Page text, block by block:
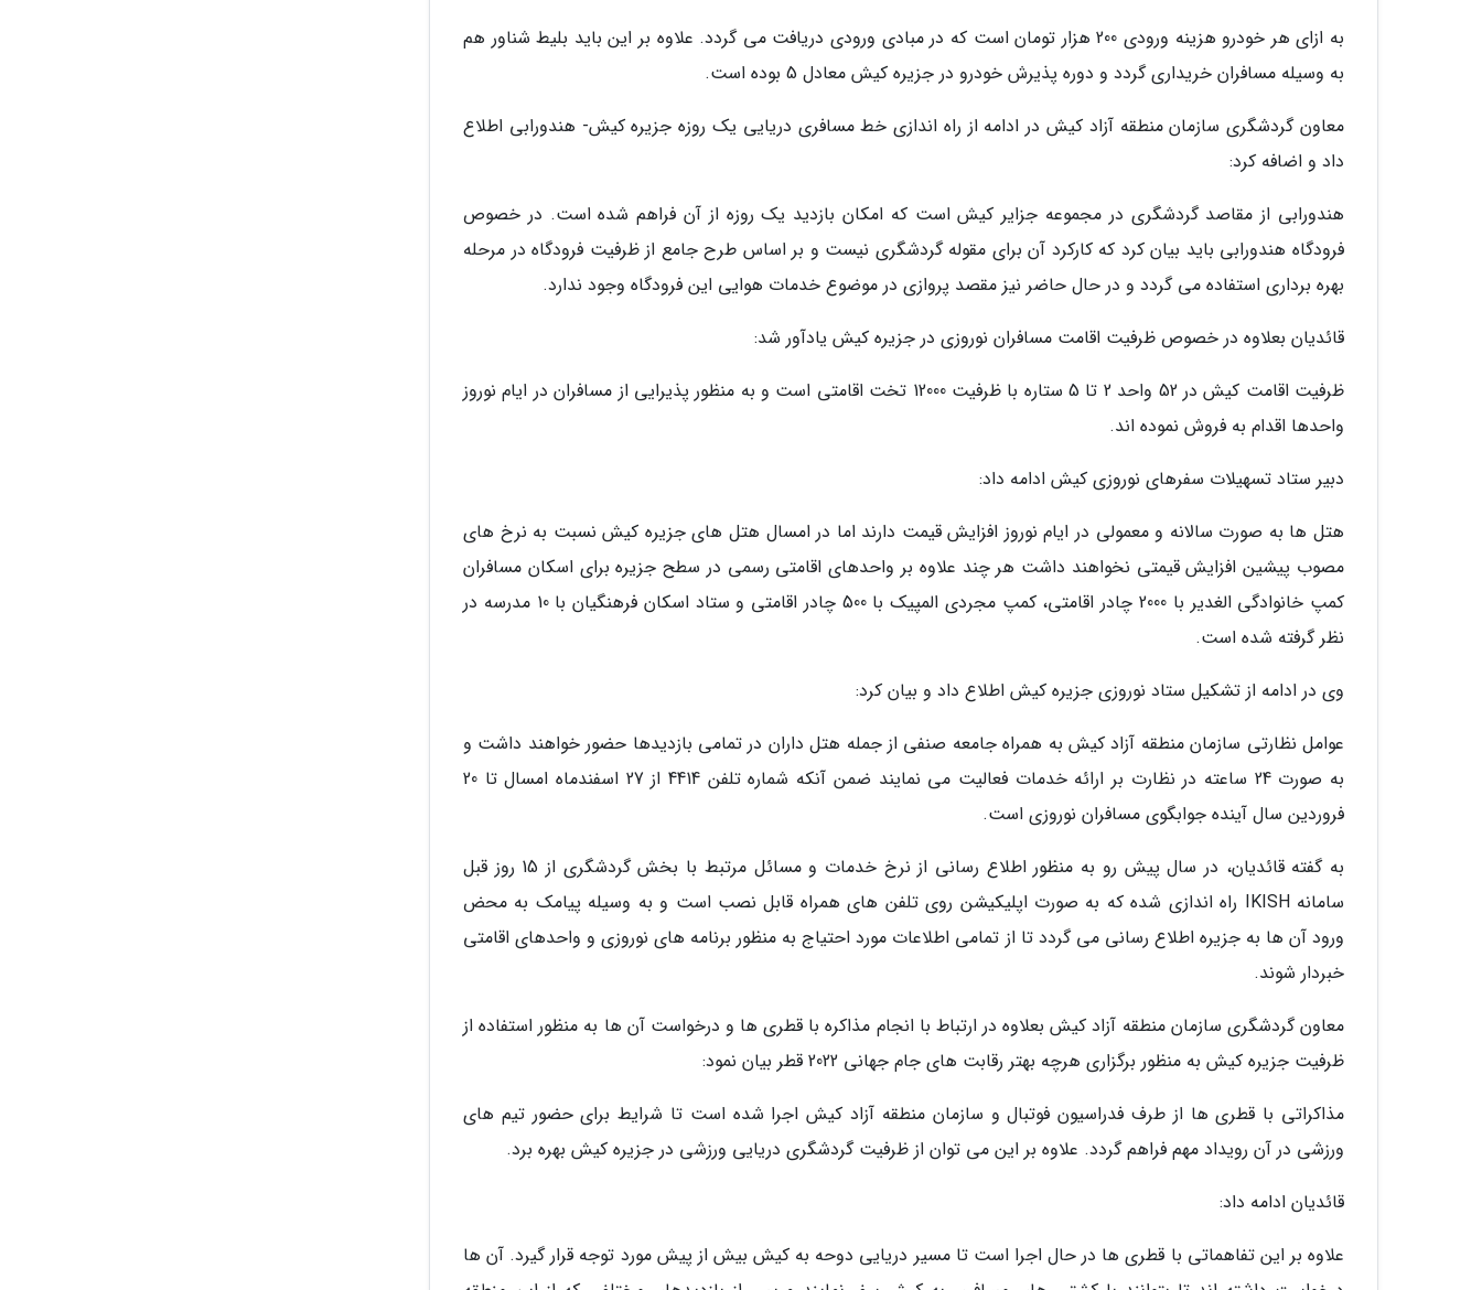
به ازای هر خودرو هزینه ورودی 200 هزار تومان است که در مبادی ورودی دریافت می گردد. علاوه بر این باید بلیط شناور هم
به وسیله مسافران خریداری گردد و دوره پذیرش خودرو در جزیره کیش معادل 5 بوده است.
معاون گردشگری سازمان منطقه آزاد کیش در ادامه از راه اندازی خط مسافری دریایی یک روزه جزیره کیش- هندورابی اطلاع
داد و اضافه کرد:
هندورابی از مقاصد گردشگری در مجموعه جزایر کیش است که امکان بازدید یک روزه از آن فراهم شده است. در خصوص
فرودگاه هندورابی باید بیان کرد که کارکرد آن برای مقوله گردشگری نیست و بر اساس طرح جامع از ظرفیت فرودگاه در مرحله
بهره برداری استفاده می گردد و در حال حاضر نیز مقصد پروازی در موضوع خدمات هوایی این فرودگاه وجود ندارد.
قائدیان بعلاوه در خصوص ظرفیت اقامت مسافران نوروزی در جزیره کیش یادآور شد:
ظرفیت اقامت کیش در 52 واحد 2 تا 5 ستاره با ظرفیت 12000 تخت اقامتی است و به منظور پذیرایی از مسافران در ایام نوروز
واحدها اقدام به فروش نموده اند.
دبیر ستاد تسهیلات سفرهای نوروزی کیش ادامه داد:
هتل ها به صورت سالانه و معمولی در ایام نوروز افزایش قیمت دارند اما در امسال هتل های جزیره کیش نسبت به نرخ های
مصوب پیشین افزایش قیمتی نخواهند داشت هر چند علاوه بر واحدهای اقامتی رسمی در سطح جزیره برای اسکان مسافران
کمپ خانوادگی الغدیر با 2000 چادر اقامتی، کمپ مجردی المپیک با 500 چادر اقامتی و ستاد اسکان فرهنگیان با 10 مدرسه در
نظر گرفته شده است.
وی در ادامه از تشکیل ستاد نوروزی جزیره کیش اطلاع داد و بیان کرد:
عوامل نظارتی سازمان منطقه آزاد کیش به همراه جامعه صنفی از جمله هتل داران در تمامی بازدیدها حضور خواهند داشت و
به صورت 24 ساعته در نظارت بر ارائه خدمات فعالیت می نمایند ضمن آنکه شماره تلفن 4414 از 27 اسفندماه امسال تا 20
فروردین سال آینده جوابگوی مسافران نوروزی است.
به گفته قائدیان، در سال پیش رو به منظور اطلاع رسانی از نرخ خدمات و مسائل مرتبط با بخش گردشگری از 15 روز قبل
سامانه IKISH راه اندازی شده که به صورت اپلیکیشن روی تلفن های همراه قابل نصب است و به وسیله پیامک به محض
ورود آن ها به جزیره اطلاع رسانی می گردد تا از تمامی اطلاعات مورد احتیاج به منظور برنامه های نوروزی و واحدهای اقامتی
خبردار شوند.
معاون گردشگری سازمان منطقه آزاد کیش بعلاوه در ارتباط با انجام مذاکره با قطری ها و درخواست آن ها به منظور استفاده از
ظرفیت جزیره کیش به منظور برگزاری هرچه بهتر رقابت های جام جهانی 2022 قطر بیان نمود:
مذاکراتی با قطری ها از طرف فدراسیون فوتبال و سازمان منطقه آزاد کیش اجرا شده است تا شرایط برای حضور تیم های
ورزشی در آن رویداد مهم فراهم گردد. علاوه بر این می توان از ظرفیت گردشگری دریایی ورزشی در جزیره کیش بهره برد.
قائدیان ادامه داد:
علاوه بر این تفاهماتی با قطری ها در حال اجرا است تا مسیر دریایی دوحه به کیش بیش از پیش مورد توجه قرار گیرد. آن ها